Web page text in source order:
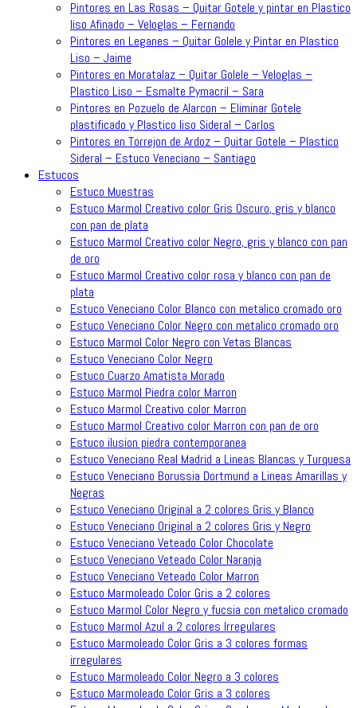
Pintores en Las Rosas – Quitar Gotele y pintar en Plastico
liso Afinado – Veloglas – Fernando
Pintores en Leganes – Quitar Golele y Pintar en Plastico
Liso – Jaime
Pintores en Moratalaz – Quitar Golele – Veloglas –
Plastico Liso – Esmalte Pymacril – Sara
Pintores en Pozuelo de Alarcon – Eliminar Gotele
plastificado y Plastico liso Sideral – Carlos
Pintores en Torrejon de Ardoz – Quitar Gotele – Plastico
Sideral – Estuco Veneciano – Santiago
Estucos
Estuco Muestras
Estuco Marmol Creativo color Gris Oscuro, gris y blanco
con pan de plata
Estuco Marmol Creativo color Negro, gris y blanco con pan
de oro
Estuco Marmol Creativo color rosa y blanco con pan de
plata
Estuco Veneciano Color Blanco con metalico cromado oro
Estuco Veneciano Color Negro con metalico cromado oro
Estuco Marmol Color Negro con Vetas Blancas
Estuco Veneciano Color Negro
Estuco Cuarzo Amatista Morado
Estuco Marmol Piedra color Marron
Estuco Marmol Creativo color Marron
Estuco Marmol Creativo color Marron con pan de oro
Estuco ilusion piedra contemporanea
Estuco Veneciano Real Madrid a Lineas Blancas y Turquesa
Estuco Veneciano Borussia Dortmund a Lineas Amarillas y
Negras
Estuco Veneciano Original a 2 colores Gris y Blanco
Estuco Veneciano Original a 2 colores Gris y Negro
Estuco Veneciano Veteado Color Chocolate
Estuco Veneciano Veteado Color Naranja
Estuco Veneciano Veteado Color Marron
Estuco Marmoleado Color Gris a 2 colores
Estuco Marmol Color Negro y fucsia con metalico cromado
Estuco Marmol Azul a 2 colores Irregulares
Estuco Marmoleado Color Gris a 3 colores formas
irregulares
Estuco Marmoleado Color Negro a 3 colores
Estuco Marmoleado Color Gris a 3 colores